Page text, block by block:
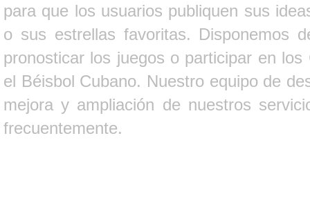
para que los usuarios publiquen sus
o sus estrellas favoritas. Disponemos
pronosticar los juegos o participar en
el Béisbol Cubano. Nuestro equipo de
mejora y ampliación de nuestros
frecuentemente.